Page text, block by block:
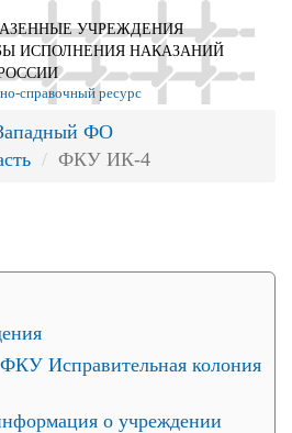
УЧРЕЖДЕНИЯ
ИСПОЛНЕНИЯ НАКАЗАНИЙ
справочный ресурс
ФО
ФКУ ИК-4
Исправительная колония
о учреждении